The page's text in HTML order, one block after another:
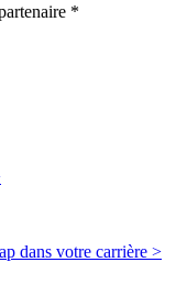
*
dans votre carrière >